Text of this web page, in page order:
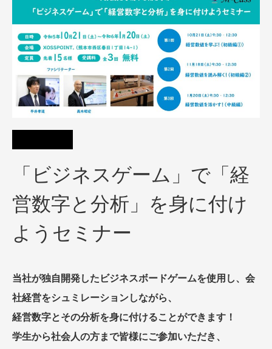
「ビジネスゲーム」で「経
営数字と分析」を身に付け
ようセミナー​
当社が独自開発したビジネスボードゲームを使用し、会
社経営をシュミレーションしながら、
経営数字とその分析を身に付けることができます！
学生から社会人の方まで皆様にご参加いただき、